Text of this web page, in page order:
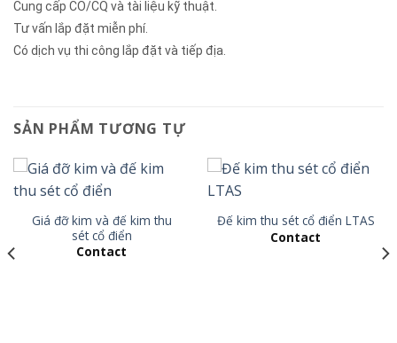
Cung cấp CO/CQ và tài liệu kỹ thuật.
Tư vấn lắp đặt miễn phí.
Có dịch vụ thi công lắp đặt và tiếp địa.
SẢN PHẨM TƯƠNG TỰ
Giá đỡ kim và đế kim thu
sét cổ điển
Contact
Đế kim thu sét cổ điển LTAS
Contact